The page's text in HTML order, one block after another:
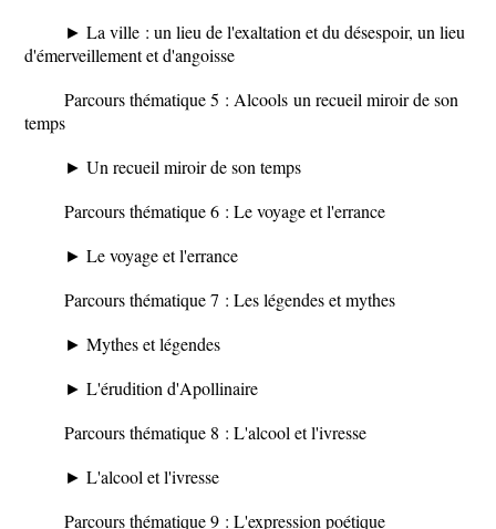
► La ville : un lieu de l'exaltation et du désespoir, un lieu
d'émerveillement et d'angoisse
Parcours thématique 5 : Alcools un recueil miroir de son
temps
► Un recueil miroir de son temps
Parcours thématique 6 : Le voyage et l'errance
► Le voyage et l'errance
Parcours thématique 7 : Les légendes et mythes
► Mythes et légendes
► L'érudition d'Apollinaire
Parcours thématique 8 : L'alcool et l'ivresse
► L'alcool et l'ivresse
Parcours thématique 9 : L'expression poétique